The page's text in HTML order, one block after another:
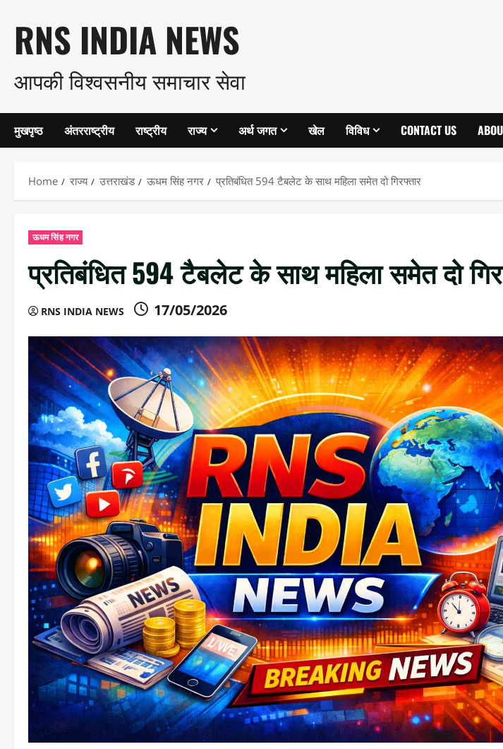
to
content
RNS INDIA NEWS
आपकी विश्वसनीय समाचार सेवा
मुखपृष्ठ अंतरराष्ट्रीय राष्ट्रीय राज्य अर्थ जगत खेल विविध CONTACT US
Home राज्य उत्तराखंड ऊधम सिंह नगर प्रतिबंधित 594 टैबलेट के साथ महिला समेत दो गिरफ्तार
ऊधम सिंह नगर
प्रतिबंधित 594 टैबलेट के साथ महिला समेत दो
RNS INDIA NEWS 17/05/2026